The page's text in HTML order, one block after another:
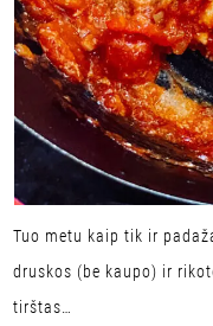
Tuo metu kaip tik ir
druskos (be kaupo) ir
tirštas…